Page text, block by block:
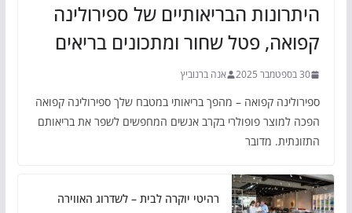
היתרונות הבריאותיים של ספירולינה
קפואה, פטל שחור ומתכונים בריאים
30 בספטמבר 2025 אנה ברנוביץ
ספירולינה קפואה – מהפך בריאותי במטבח שלך ספירולינה קפואה
הפכה למוצר פופולרי בקרב אנשים המחפשים לשפר את בריאותם
התזונתית. מדובר
רהיטי יוקרה לבית – לשדרוג האווירה